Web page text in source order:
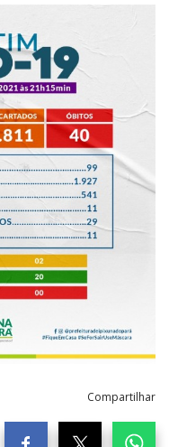
Compartilhar